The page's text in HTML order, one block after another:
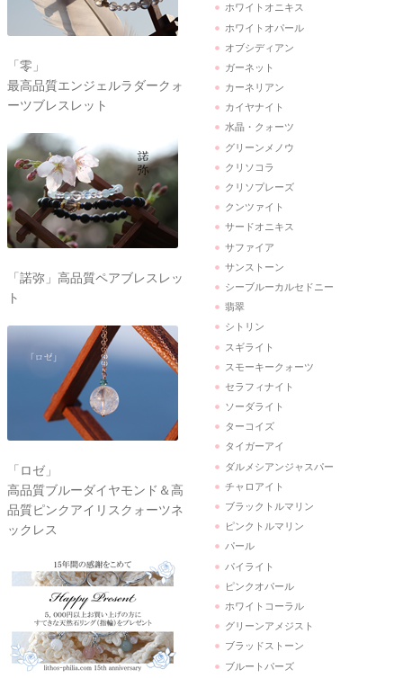
「零」
最高品質エンジェルラダークォ
ーツブレスレット
「諾弥」高品質ペアブレスレッ
ト
「ロゼ」
高品質ブルーダイヤモンド＆高
品質ピンクアイリスクォーツネ
ックレス
ホワイトオニキス
ホワイトオパール
オブシディアン
ガーネット
カーネリアン
カイヤナイト
水晶・クォーツ
グリーンメノウ
クリソコラ
クリソプレーズ
クンツァイト
サードオニキス
サファイア
サンストーン
シーブルーカルセドニー
翡翠
シトリン
スギライト
スモーキークォーツ
セラフィナイト
ソーダライト
ターコイズ
タイガーアイ
ダルメシアンジャスパー
チャロアイト
ブラックトルマリン
ピンクトルマリン
パール
パイライト
ピンクオパール
ホワイトコーラル
グリーンアメジスト
ブラッドストーン
ブルートパーズ